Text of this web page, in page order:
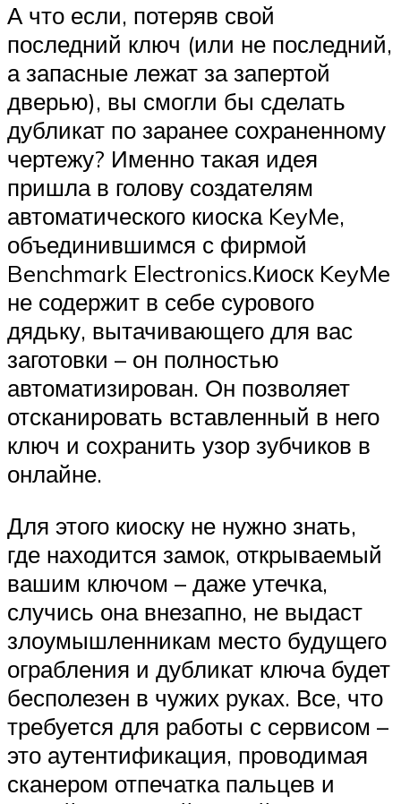
А что если, потеряв свой
последний ключ (или не последний,
а запасные лежат за запертой
дверью), вы смогли бы сделать
дубликат по заранее сохраненному
чертежу? Именно такая идея
пришла в голову создателям
автоматического киоска KeyMe,
объединившимся с фирмой
Benchmark Electronics.Киоск KeyMe
не содержит в себе сурового
дядьку, вытачивающего для вас
заготовки – он полностью
автоматизирован. Он позволяет
отсканировать вставленный в него
ключ и сохранить узор зубчиков в
онлайне.
Для этого киоску не нужно знать,
где находится замок, открываемый
вашим ключом – даже утечка,
случись она внезапно, не выдаст
злоумышленникам место будущего
ограбления и дубликат ключа будет
бесполезен в чужих руках. Все, что
требуется для работы с сервисом –
это аутентификация, проводимая
сканером отпечатка пальцев и